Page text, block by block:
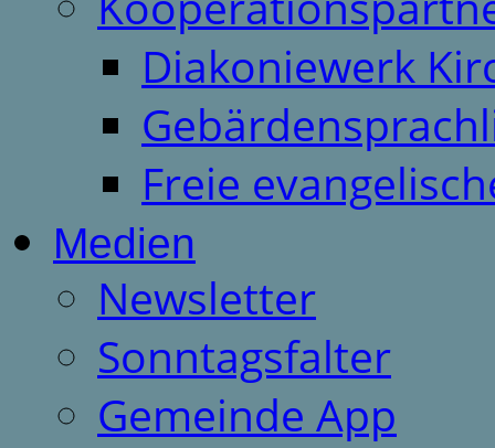
Diakoniewerk
Freie
Medien
Newsletter
Sonntagsfalter
Gemeinde App